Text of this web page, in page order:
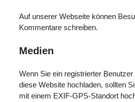
Auf unserer Webseite können
Kommentare schreiben.
Medien
Wenn Sie ein registrierter
diese Website hochladen, sollten
mit einem EXIF-GPS-Standort